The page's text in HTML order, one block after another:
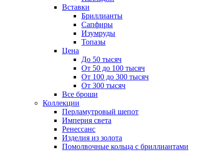
Вставки
Бриллианты
Сапфиры
Изумруды
Топазы
Цена
До 50 тысяч
От 50 до 100 тысяч
От 100 до 300 тысяч
От 300 тысяч
Все броши
Коллекции
Перламутровый шепот
Империя света
Ренессанс
Изделия из золота
Помолвочные кольца с бриллиантами